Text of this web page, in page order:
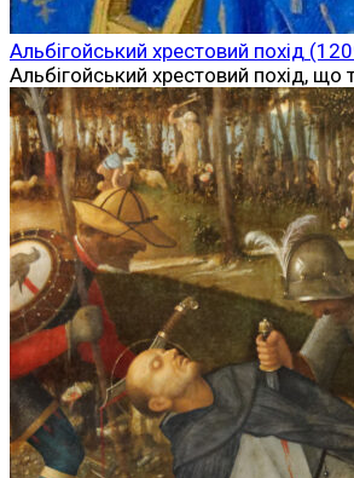
Альбігойський хрестовий похід
Альбігойський хрестовий похід, що